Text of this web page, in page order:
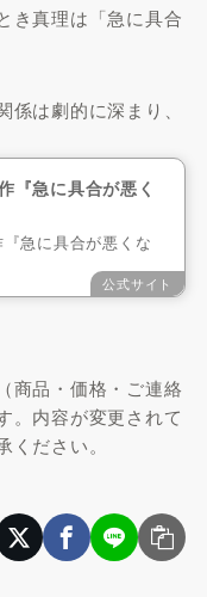
き真理は「急に具合
は劇的に深まり、
公式サイト
『急に具合が悪く
急に具合が悪くな
商品・価格・ご連絡
。内容が変更されて
ださい。